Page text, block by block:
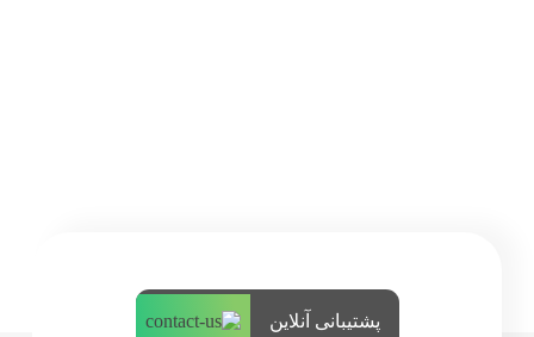
پشتیبانی آنلاین